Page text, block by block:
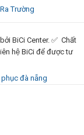
Trường
BiCi Center. ✅ Chất
hệ BiCi để được tư
đà nẵng